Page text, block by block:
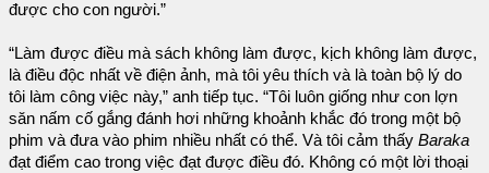
được cho con người.”
“Làm được điều mà sách không làm được, kịch không làm được,
là điều độc nhất về điện ảnh, mà tôi yêu thích và là toàn bộ lý do
tôi làm công việc này,” anh tiếp tục. “Tôi luôn giống như con lợn
săn nấm cố gắng đánh hơi những khoảnh khắc đó trong một bộ
phim và đưa vào phim nhiều nhất có thể. Và tôi cảm thấy Baraka
đạt điểm cao trong việc đạt được điều đó. Không có một lời thoại